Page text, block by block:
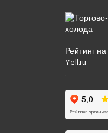
Рейтинг на
Yell.ru
.